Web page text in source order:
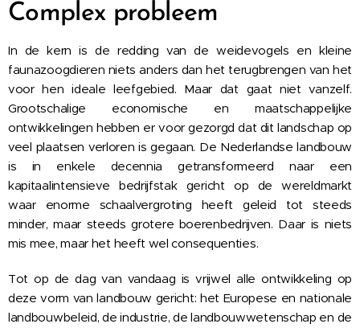
Complex probleem
In de kern is de redding van de weidevogels en kleine
faunazoogdieren niets anders dan het terugbrengen van het
voor hen ideale leefgebied. Maar dat gaat niet vanzelf.
Grootschalige economische en maatschappelijke
ontwikkelingen hebben er voor gezorgd dat dit landschap op
veel plaatsen verloren is gegaan. De Nederlandse landbouw
is in enkele decennia getransformeerd naar een
kapitaalintensieve bedrijfstak gericht op de wereldmarkt
waar enorme schaalvergroting heeft geleid tot steeds
minder, maar steeds grotere boerenbedrijven. Daar is niets
mis mee, maar het heeft wel consequenties.
Tot op de dag van vandaag is vrijwel alle ontwikkeling op
deze vorm van landbouw gericht: het Europese en nationale
landbouwbeleid, de industrie, de landbouwwetenschap en de